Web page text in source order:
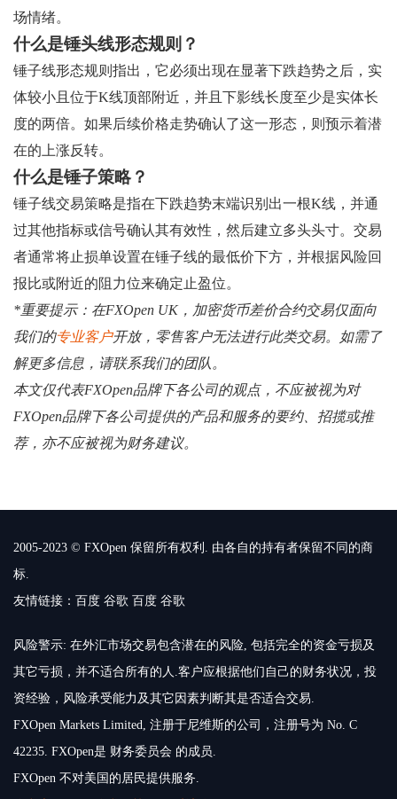
场情绪。
什么是锤头线形态规则？
锤子线形态规则指出，它必须出现在显著下跌趋势之后，实
体较小且位于K线顶部附近，并且下影线长度至少是实体长
度的两倍。如果后续价格走势确认了这一形态，则预示着潜
在的上涨反转。
什么是锤子策略？
锤子线交易策略是指在下跌趋势末端识别出一根K线，并通
过其他指标或信号确认其有效性，然后建立多头头寸。交易
者通常将止损单设置在锤子线的最低价下方，并根据风险回
报比或附近的阻力位来确定止盈位。
*重要提示：在FXOpen UK，加密货币差价合约交易仅面向
我们的专业客户开放，零售客户无法进行此类交易。如需了
解更多信息，请联系我们的团队。
本文仅代表FXOpen品牌下各公司的观点，不应被视为对
FXOpen品牌下各公司提供的产品和服务的要约、招揽或推
荐，亦不应被视为财务建议。
2005-2023 © FXOpen 保留所有权利. 由各自的持有者保留不同的商
标.
友情链接： 百度 谷歌 百度 谷歌
风险警示: 在外汇市场交易包含潜在的风险, 包括完全的资金亏损及
其它亏损，并不适合所有的人.客户应根据他们自己的财务状况，投
资经验，风险承受能力及其它因素判断其是否适合交易.
FXOpen Markets Limited, 注册于尼维斯的公司，注册号为 No. C
42235. FXOpen是 财务委员会 的成员.
FXOpen 不对美国的居民提供服务.